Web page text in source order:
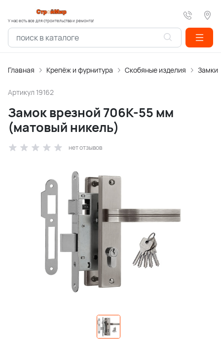
У нас есть все для строительства и ремонта!
Главная Крепёж и фурнитура Скобяные изделия Замки
Артикул 19162
Замок врезной 706К-55 мм
(матовый никель)
нет отзывов